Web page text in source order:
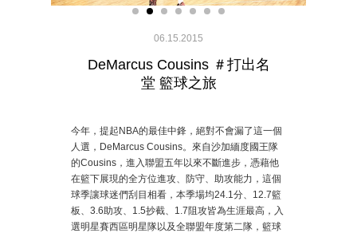
06.15.2015
DeMarcus Cousins ＃打出名
堂 籃球之旅
今年，提起NBA的最佳中鋒，絕對不會漏了這一個
人選，DeMarcus Cousins。來自沙加緬度國王隊
的Cousins，進入聯盟五年以來不斷進步，憑藉他
在籃下展現的全方位進攻、防守、助攻能力，這個
球季讓球迷們刮目相看，本季場均24.1分、12.7籃
板、3.6助攻、1.5抄截、1.7阻攻皆為生涯最高，入
選明星賽西區明星隊以及全聯盟年度第二隊，籃球